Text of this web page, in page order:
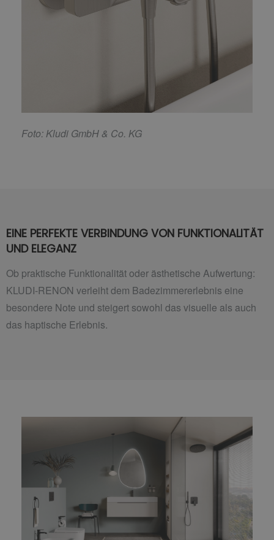
Foto: Kludi GmbH & Co. KG
EINE PERFEKTE VERBINDUNG VON FUNKTIONALITÄT
UND ELEGANZ
Ob praktische Funktionalität oder ästhetische Aufwertung:
KLUDI-RENON verleiht dem Badezimmererlebnis eine
besondere Note und steigert sowohl das visuelle als auch
das haptische Erlebnis.